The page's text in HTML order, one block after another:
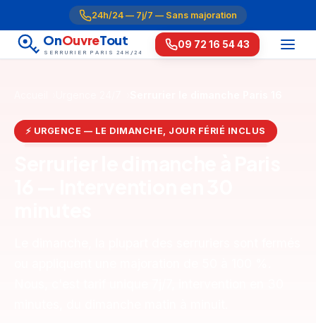
24h/24 — 7j/7 — Sans majoration
OnOuvreTout
SERRURIER PARIS 24H/24
09 72 16 54 43
⚡ URGENCE — LE DIMANCHE, JOUR FÉRIÉ INCLUS